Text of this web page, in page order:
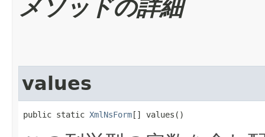
メソッドの詳細
values
public static XmlNsForm [] values()